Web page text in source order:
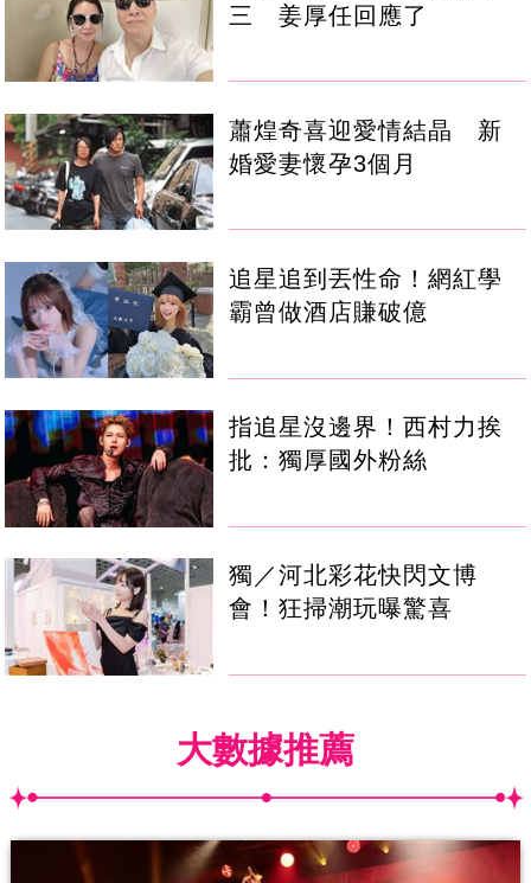
三 姜厚任回應了
蕭煌奇喜迎愛情結晶 新
婚愛妻懷孕3個月
追星追到丟性命！網紅學
霸曾做酒店賺破億
指追星沒邊界！西村力挨
批：獨厚國外粉絲
獨／河北彩花快閃文博
會！狂掃潮玩曝驚喜
大數據推薦